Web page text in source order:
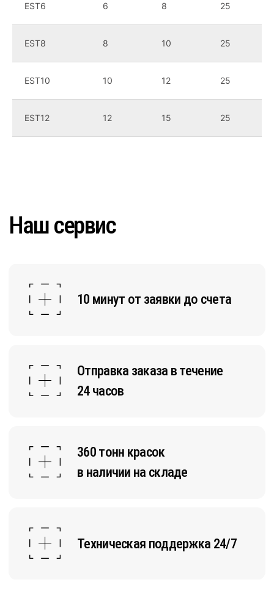
EST6 6 8 25
EST8 8 10 25
EST10 10 12 25
EST12 12 15 25
360 тонн красок
в наличии на складе
Оставить заявку
Изготовление
нестандартных цветов
и фактур
заказу или в точности по образцу
Получаем ваши требования
или образец